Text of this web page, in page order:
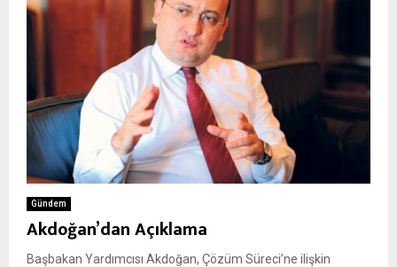
Gündem
Akdoğan’dan Açıklama
Başbakan Yardımcısı Akdoğan, Çözüm Süreci’ne ilişkin